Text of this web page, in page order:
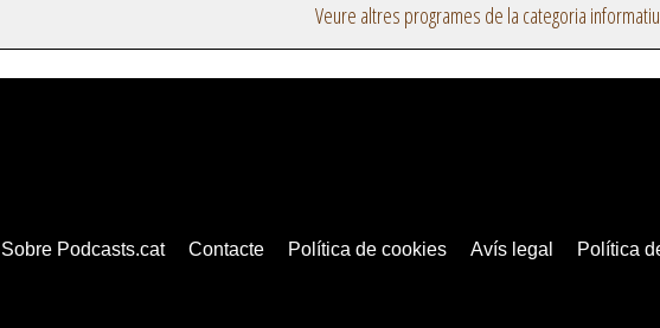
Veure altres programes de la categoria
Sobre Podcasts.cat Contacte Política de cookies Avís legal Política